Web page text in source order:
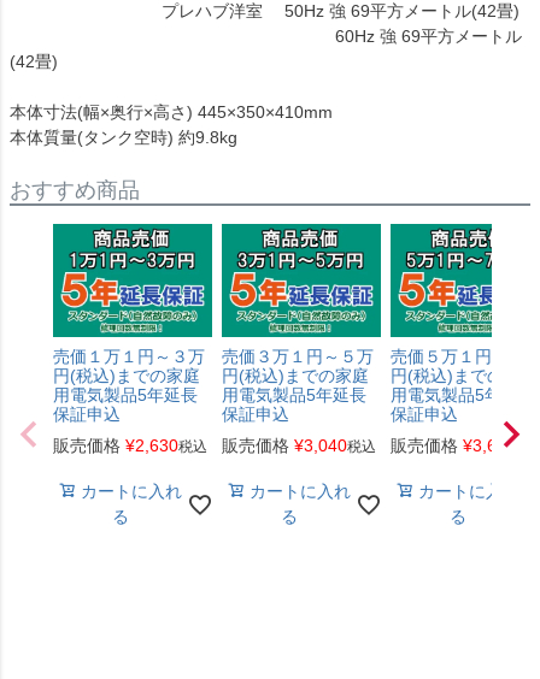
プレハブ洋室 50Hz 強 69平方メートル(42畳)
60Hz 強 69平方メートル
(42畳)
本体寸法(幅×奥行×高さ) 445×350×410mm
本体質量(タンク空時) 約9.8kg
おすすめ商品
売価１万１円～３万
円(税込)までの家庭
用電気製品5年延長
保証申込
販売価格 ¥2,630税込
カートに入れ
る
売価３万１円～５万
円(税込)までの家庭
用電気製品5年延長
保証申込
販売価格 ¥3,040税込
カートに入れ
る
売価５万１円～７
円(税込)までの家庭
用電気製品5年延長
保証申込
販売価格 ¥3,650
カートに入れ
る